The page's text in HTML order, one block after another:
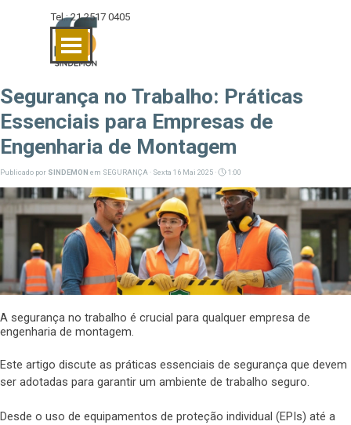
Pular menu
Tel.: 21 2517 0405
Segurança no Trabalho: Práticas
Essenciais para Empresas de
Engenharia de Montagem
Publicado por SINDEMON em SEGURANÇA · Sexta 16 Mai 2025 · 1:00
A segurança no trabalho é crucial para qualquer empresa de
engenharia de montagem.
Este artigo discute as práticas essenciais de segurança que devem
ser adotadas para garantir um ambiente de trabalho seguro.
Desde o uso de equipamentos de proteção individual (EPIs) até a